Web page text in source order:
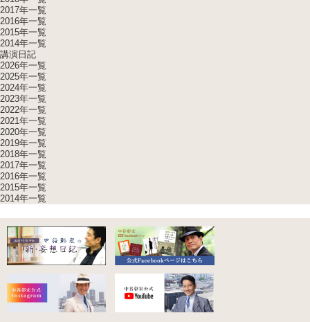
2017年一覧
2016年一覧
2015年一覧
2014年一覧
講演日記
2026年一覧
2025年一覧
2024年一覧
2023年一覧
2022年一覧
2021年一覧
2020年一覧
2019年一覧
2018年一覧
2017年一覧
2016年一覧
2015年一覧
2014年一覧